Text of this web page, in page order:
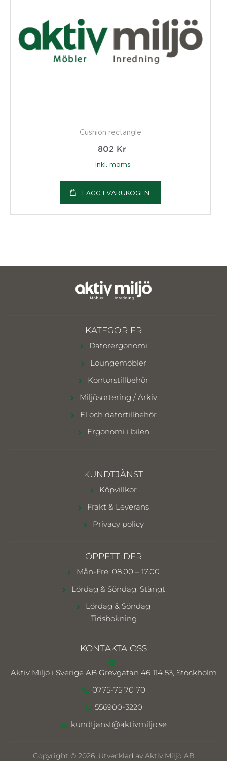
Cushion rectangle
802 Kr
inkl. moms
LÄGG I VARUKOGEN
KATEGORIER
Datorergonomi
Loungemöbler
Kontorstillbehör
Miljösortering / Arkiv
El och datortillbehör
Ergonomi i bilen
KUNDTJÄNST
Köpvillkor
Frakt & Leverans
Privacy policy
ÖPPETTIDER
Mån-Fre: 08.00 – 17.00
Lördag & Söndag: Stängt
Lördag & Söndag
Tidsbokning
KONTAKTA OSS
Aktiv Miljö i Sverige AB Grevgatan 46 114 53, Stockholm
0775-75 70 70
556900-3220
kundtjanst@aktivmiljo.se
Copyright © 2026. Utvecklad av Aktiv Miljö AB